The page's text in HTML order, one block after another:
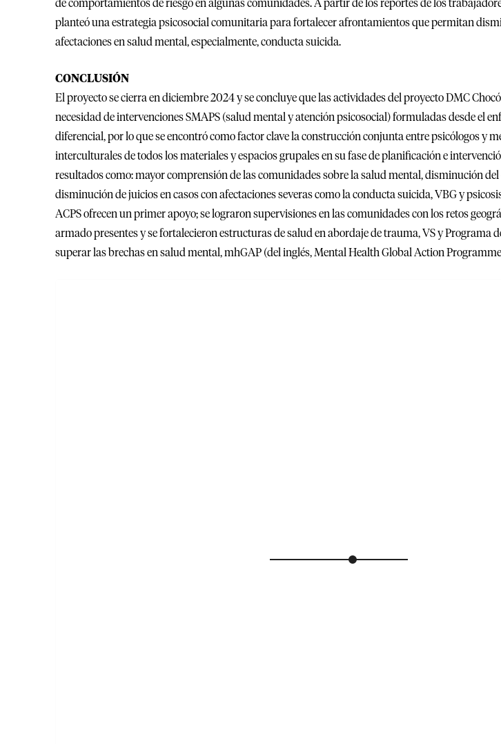
de comportamientos de riesgo en algunas comunidades. A partir de los reportes de los
planteó una estrategia psicosocial comunitaria para fortalecer afrontamientos que permitan
afectaciones en salud mental, especialmente, conducta suicida.
CONCLUSIÓN
El proyecto se cierra en diciembre 2024 y se concluye que las actividades del proyecto DMC
necesidad de intervenciones SMAPS (salud mental y atención psicosocial) formuladas desde el
diferencial, por lo que se encontró como factor clave la construcción conjunta entre psicólogos y
interculturales de todos los materiales y espacios grupales en su fase de planificación e
resultados como: mayor comprensión de las comunidades sobre la salud mental, disminución del
disminución de juicios en casos con afectaciones severas como la conducta suicida, VBG y
ACPS ofrecen un primer apoyo; se lograron supervisiones en las comunidades con los retos
armado presentes y se fortalecieron estructuras de salud en abordaje de trauma, VS y Programa
superar las brechas en salud mental, mhGAP (del inglés, Mental Health Global Action